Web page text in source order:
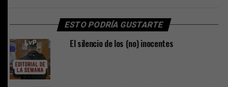
ESTO PODRÍA GUSTARTE
El silencio de los (no) inocentes